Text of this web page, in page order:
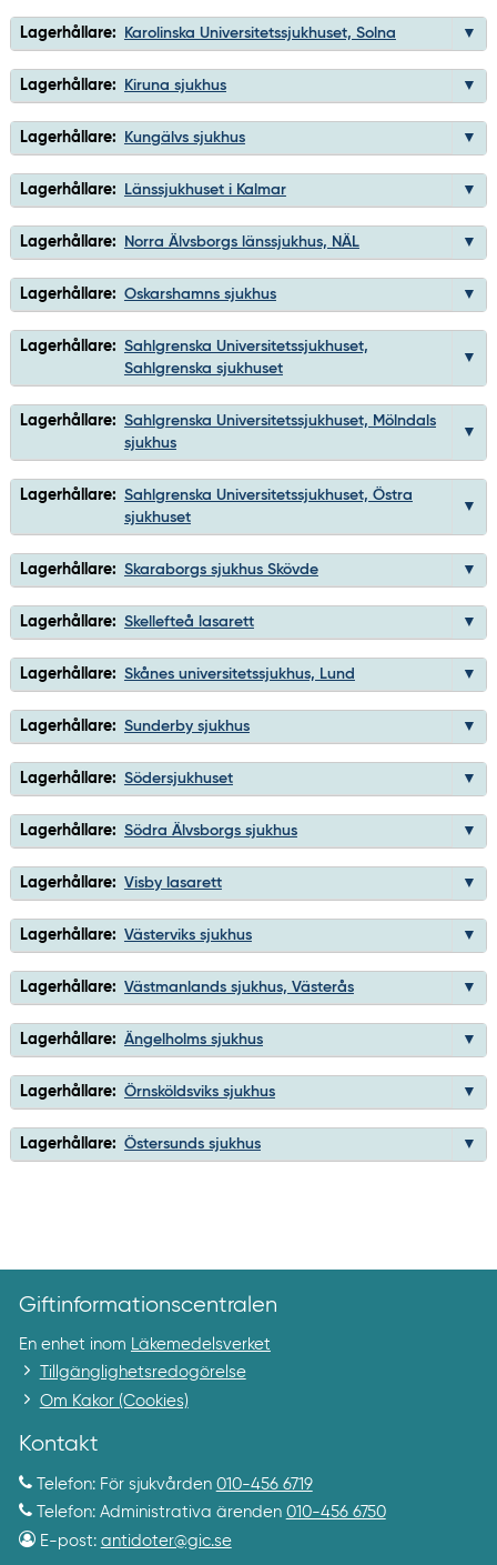
Lagerhållare: Karolinska Universitetssjukhuset, Solna
Lagerhållare: Kiruna sjukhus
Lagerhållare: Kungälvs sjukhus
Lagerhållare: Länssjukhuset i Kalmar
Lagerhållare: Norra Älvsborgs länssjukhus, NÄL
Lagerhållare: Oskarshamns sjukhus
Lagerhållare: Sahlgrenska Universitetssjukhuset,
Sahlgrenska sjukhuset
Lagerhållare: Sahlgrenska Universitetssjukhuset, Mölndals
sjukhus
Lagerhållare: Sahlgrenska Universitetssjukhuset, Östra
sjukhuset
Lagerhållare: Skaraborgs sjukhus Skövde
Lagerhållare: Skellefteå lasarett
Lagerhållare: Skånes universitetssjukhus, Lund
Lagerhållare: Sunderby sjukhus
Lagerhållare: Södersjukhuset
Lagerhållare: Södra Älvsborgs sjukhus
Lagerhållare: Visby lasarett
Lagerhållare: Västerviks sjukhus
Lagerhållare: Västmanlands sjukhus, Västerås
Lagerhållare: Ängelholms sjukhus
Lagerhållare: Örnsköldsviks sjukhus
Lagerhållare: Östersunds sjukhus
Giftinformationscentralen
En enhet inom
Läkemedelsverket
Tillgänglighetsredogörelse
Om Kakor (Cookies)
Kontakt
Telefon: För sjukvården 010-456 6719
Telefon: Administrativa ärenden 010-456 6750
E-post: antidoter@gic.se